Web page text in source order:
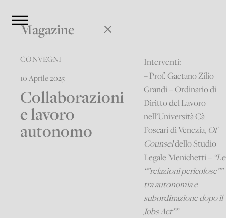
Magazine
CONVEGNI
10 Aprile 2025
Collaborazioni
e lavoro
autonomo
Interventi:
– Prof. Gaetano Zilio
Grandi – Ordinario di
Diritto del Lavoro
nell’Università Cà
Foscari di Venezia, Of
Counseldello Studio
Legale Menichetti – “Le
“”relazioni pericolose””
tra autonomia e
subordinazione dopo il
Jobs Act””